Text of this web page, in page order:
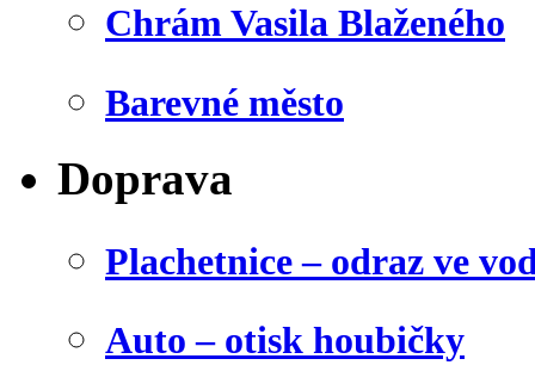
Chrám Vasila Blaženého
Barevné město
Doprava
Plachetnice – odraz ve
Auto – otisk houbičky